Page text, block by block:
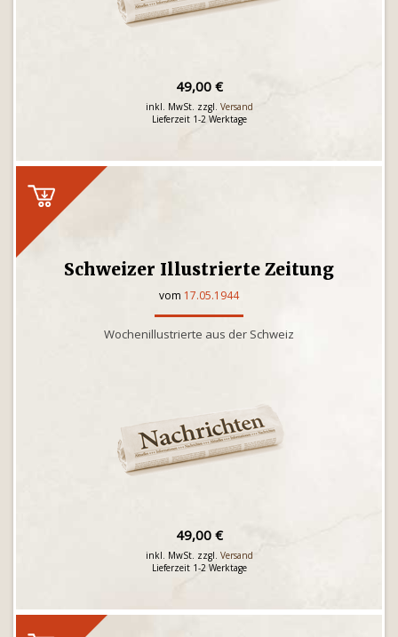
49,00 €
inkl. MwSt. zzgl. Versand
Lieferzeit 1-2 Werktage
Schweizer Illustrierte Zeitung
vom 17.05.1944
Wochenillustrierte aus der Schweiz
49,00 €
inkl. MwSt. zzgl. Versand
Lieferzeit 1-2 Werktage